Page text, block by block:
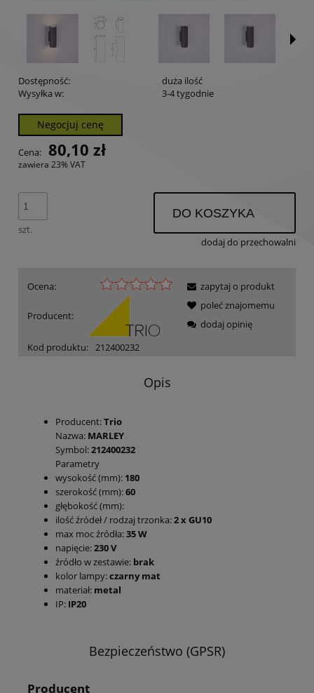
Dostępność:
duża ilość
Wysyłka w:
3-4 tygodnie
Negocjuj cenę
Cena: 80,10 zł
zawiera 23% VAT
szt.
DO KOSZYKA
dodaj do przechowalni
Ocena:
Producent:
Kod produktu: 212400232
zapytaj o produkt
poleć znajomemu
dodaj opinię
Opis
Producent:Trio
Nazwa: MARLEY
Symbol:212400232
Parametry
wysokość (mm): 180
szerokość (mm):60
głębokość (mm):
ilość źródeł / rodzaj trzonka:2 x GU10
max moc źródła:35 W
napięcie:230 V
źródło w zestawie: brak
kolor lampy:czarny mat
materiał: metal
IP: IP20
Bezpieczeństwo (GPSR)
Producent